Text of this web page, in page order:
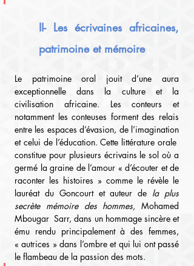
II- Les écrivaines africaines,
patrimoine et mémoire
Le patrimoine oral jouit d’une aura
exceptionnelle dans la culture et la
civilisation africaine. Les conteurs et
notamment les conteuses forment des relais
entre les espaces d’évasion, de l’imagination
et celui de l’éducation. Cette littérature orale
constitue pour plusieurs écrivains le sol où a
germé la graine de l’amour « d’écouter et de
raconter les histoires » comme le révèle le
lauréat du Goncourt et auteur de la plus
secrète mémoire des hommes, Mohamed
Mbougar  Sarr, dans un hommage sincère et
ému rendu principalement à des femmes,
« autrices » dans l’ombre et qui lui ont passé
le flambeau de la passion des mots.